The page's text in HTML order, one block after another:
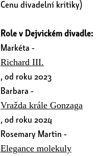
Cenu divadelní kritiky)
Role v Dejvickém divadle:
Markéta -
Richard III.
, od roku 2023
Barbara -
Vražda krále Gonzaga
, od roku 2024
Rosemary Martin -
Elegance molekuly